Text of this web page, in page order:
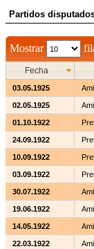
Partidos
Mostrar
Fecha
03.05.1925
02.05.1925
01.10.1922
24.09.1922
10.09.1922
03.09.1922
30.07.1922
19.06.1922
14.05.1922
22.03.1922